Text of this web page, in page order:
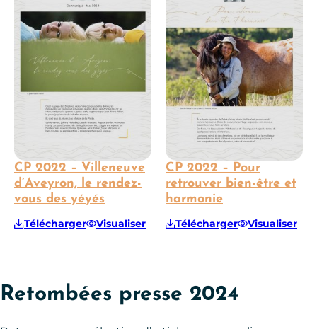
CP 2022 – Villeneuve
d’Aveyron, le rendez-
vous des yéyés
Télécharger Visualiser
CP 2022 – Pour
retrouver bien-être et
harmonie
Télécharger Visualiser
Retombées presse 2024